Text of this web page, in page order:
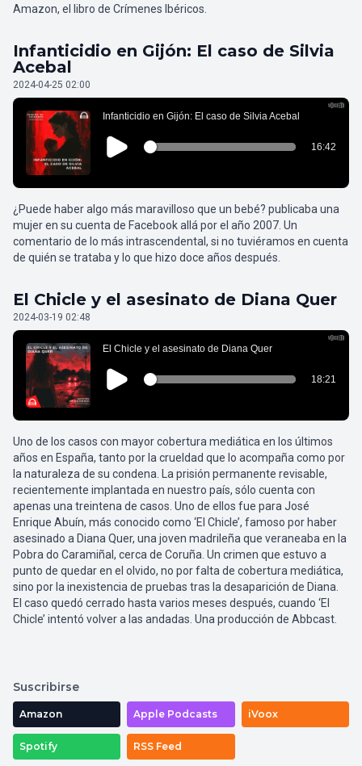
Amazon, el libro de Crímenes Ibéricos.
Infanticidio en Gijón: El caso de Silvia
Acebal
2024-04-25 02:00
¿Puede haber algo más maravilloso que un bebé? publicaba una
mujer en su cuenta de Facebook allá por el año 2007. Un
comentario de lo más intrascendental, si no tuviéramos en cuenta
de quién se trataba y lo que hizo doce años después.
El Chicle y el asesinato de Diana Quer
2024-03-19 02:48
Uno de los casos con mayor cobertura mediática en los últimos
años en España, tanto por la crueldad que lo acompaña como por
la naturaleza de su condena. La prisión permanente revisable,
recientemente implantada en nuestro país, sólo cuenta con
apenas una treintena de casos. Uno de ellos fue para José
Enrique Abuín, más conocido como ‘El Chicle’, famoso por haber
asesinado a Diana Quer, una joven madrileña que veraneaba en la
Pobra do Caramiñal, cerca de Coruña. Un crimen que estuvo a
punto de quedar en el olvido, no por falta de cobertura mediática,
sino por la inexistencia de pruebas tras la desaparición de Diana.
El caso quedó cerrado hasta varios meses después, cuando ‘El
Chicle’ intentó volver a las andadas. Una producción de Abbcast.
Suscribirse
Amazon Apple Podcasts iVoox
Spotify RSS Feed